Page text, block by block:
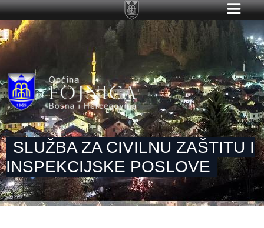
SLUŽBA ZA CIVILNU ZAŠTITU I
INSPEKCIJSKE POSLOVE